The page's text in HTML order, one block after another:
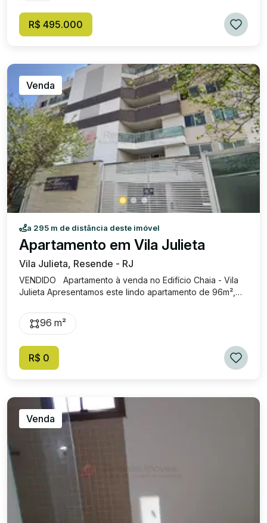
R$ 495.000
Venda
a 295 m de distância deste imóvel
Apartamento em Vila Julieta
Vila Julieta, Resende - RJ
VENDIDO Apartamento à venda no Edifício Chaia - Vila
Julieta Apresentamos este lindo apartamento de 96m²,
imóvel conta com: • 3 quartos, sendo 1 suíte com varanda
privativa • Sala ampla e iluminada, integrada a uma
americana planejada, com armários e fogão já instalados.
• Despensa com armários. • 2 banheiros, todos com
no Edifício Chaia, na Vila Julieta, este apartamento está
em uma região estratégica, com fácil acesso a mercado,
padaria, clínicas, restaurantes e diversos comércios. Uma
oportunidade imperdível para quem busca morar em um
imóvel espaçoso, pronto para entrar e viver bem, em um
dos melhores pontos da cidade.
96 m²
R$ 0
Venda